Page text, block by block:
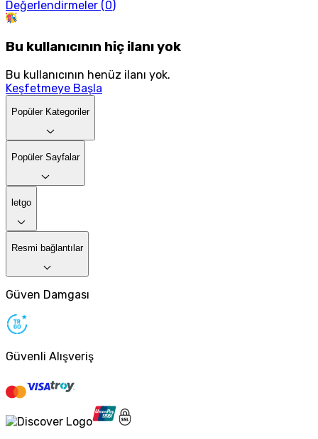
Değerlendirmeler (0)
Bu kullanıcının hiç ilanı yok
Bu kullanıcının henüz ilanı yok.
Keşfetmeye Başla
Popüler Kategoriler
Popüler Sayfalar
letgo
Resmi bağlantılar
Güven Damgası
Güvenli Alışveriş